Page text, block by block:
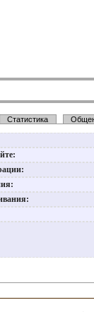
Статистика